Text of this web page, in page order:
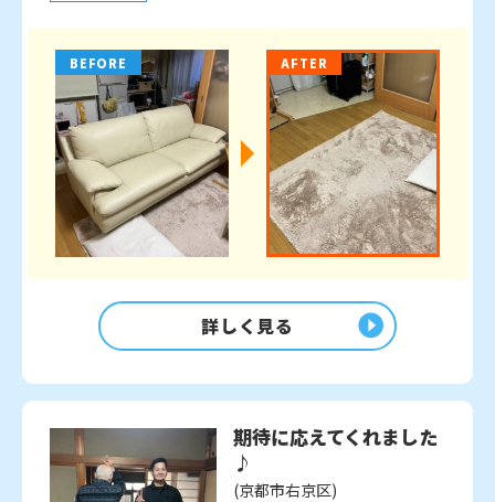
BEFORE AFTER
詳しく見る
期待に応えてくれました
♪
(京都市右京区)